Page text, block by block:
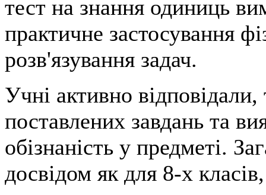
тест на знання одиниць
практичне застосування
розв'язування задач.
Учні активно
поставлених завдань та
обізнаність у предметі.
досвідом як для 8-х